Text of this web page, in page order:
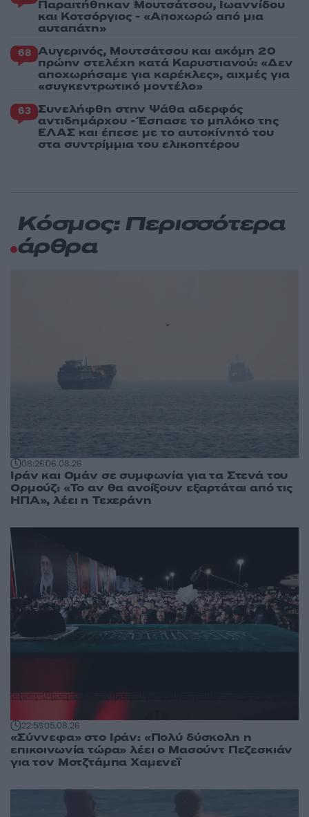
Παραιτήθηκαν Μουτσάτσου, Ιωαννίδου
και Κοτσόργιος - «Αποχωρώ από μια
αυταπάτη»
68 Αυγερινός, Μουτσάτσου και ακόμη 20
πρώην στελέχη κατά Καρυστιανού: «Δεν
αποχωρήσαμε για καρέκλες», αιχμές για
«συγκεντρωτικό μοντέλο»
63 Συνελήφθη στην Ψάθα αδερφός
αντιδημάρχου - Έσπασε το μπλόκο της
ΕΛΑΣ και έπεσε με το αυτοκίνητό του
στα συντρίμμια του ελικοπτέρου
Κόσμος: Περισσότερα
άρθρα
08:2606.08.26
Ιράν και Ομάν σε συμφωνία για τα Στενά του
Ορμούζ: «Το αν θα ανοίξουν εξαρτάται από τις
ΗΠΑ», λέει η Τεχεράνη
22:5805.08.26
«Σύννεφα» στο Ιράν: «Πολύ δύσκολη η
επικοινωνία τώρα» λέει ο Μασούντ Πεζεσκιάν
για τον Μοτζτάμπα Χαμενεΐ